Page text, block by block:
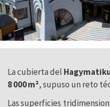
La cubierta del
8 000 m², supuso un reto
Las superficies